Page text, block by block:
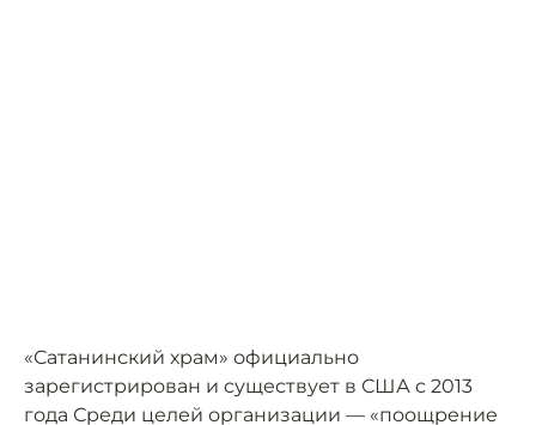
«Сатанинский храм» официально
зарегистрирован и существует в США с 2013
года Среди целей организации — «поощрение